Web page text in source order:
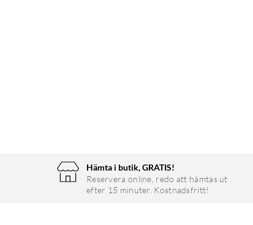
Hämta i butik, GRATIS!
Reservera online, redo att hämtas ut
efter 15 minuter. Kostnadsfritt!